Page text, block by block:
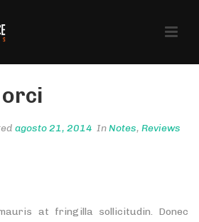
agosto 21, 2014 InNotes, Reviews
at fringilla sollicitudin. Donec